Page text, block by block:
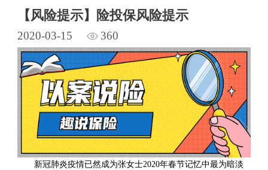
【风险提示】险投保风险提示
2020-03-15 360
新冠肺炎疫情已然成为张女士2020年春节记忆中最为暗淡